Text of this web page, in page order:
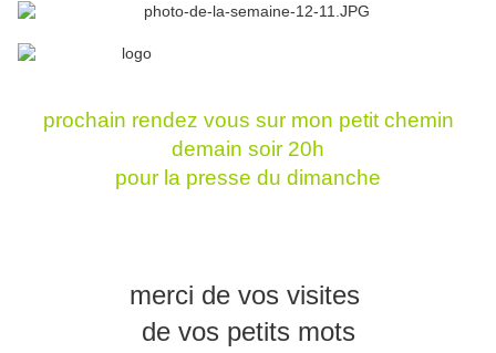
prochain rendez vous sur mon petit chemin
demain soir 20h
pour la presse du dimanche
merci de vos visites
de vos petits mots